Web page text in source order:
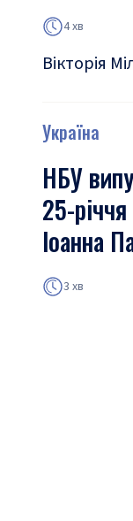
4 хв
Вікторія
Україна
НБУ
25-
Іоанна
3 хв